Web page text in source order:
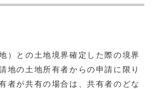
）との土地境界確定した際の境界
地の土地所有者からの申請に限り
者が共有の場合は、共有者のどな